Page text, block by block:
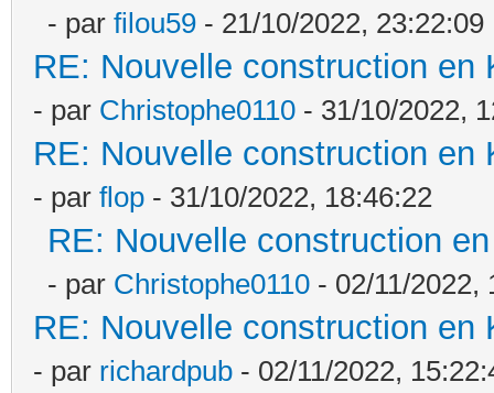
- par filou59 - 21/10/2022, 23:22:09
RE: Nouvelle construction
- par Christophe0110 - 31/10/2022,
RE: Nouvelle construction
- par flop - 31/10/2022, 18:46:22
RE: Nouvelle construction
- par Christophe0110 - 02/11/2022,
RE: Nouvelle construction
- par richardpub - 02/11/2022,